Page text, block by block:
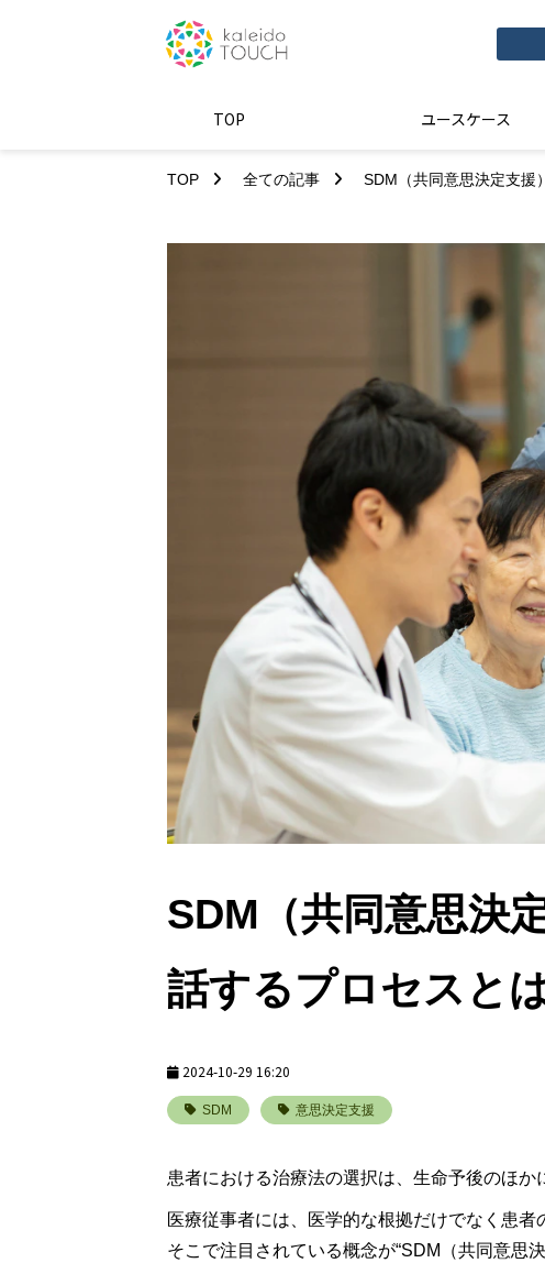
TOP ユースケース
TOP 全ての記事 SDM（共同意思決定支援
SDM（共同意思決
話するプロセスと
2024-10-29 16:20
SDM 意思決定支援
患者における治療法の選択は、生命予後のほか
医療従事者には、医学的な根拠だけでなく患
そこで注目されている概念が“SDM（共同意思決